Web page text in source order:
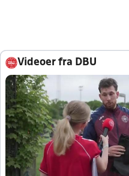
Videoer fra DBU